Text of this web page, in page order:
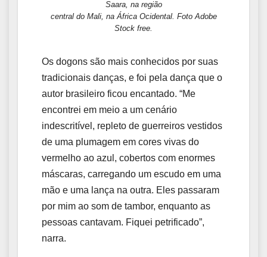
Saara, na região
central do Mali, na África Ocidental. Foto Adobe
Stock free.
Os dogons são mais conhecidos por suas
tradicionais danças, e foi pela dança que o
autor brasileiro ficou encantado. “Me
encontrei em meio a um cenário
indescritível, repleto de guerreiros vestidos
de uma plumagem em cores vivas do
vermelho ao azul, cobertos com enormes
máscaras, carregando um escudo em uma
mão e uma lança na outra. Eles passaram
por mim ao som de tambor, enquanto as
pessoas cantavam. Fiquei petrificado”,
narra.